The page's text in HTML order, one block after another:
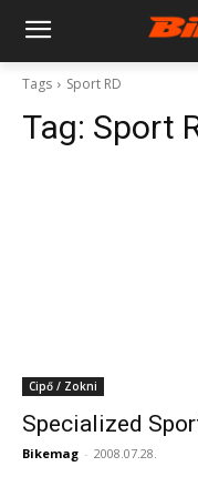
Tags Sport RD
Tag: Sport
Cipő / Zokni
Specialized
Bikemag - 2008.07.28.